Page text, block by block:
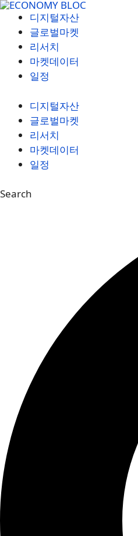
컨
디지털자산
글로벌마켓
리서치
마켓데이터
일정
디지털자산
글로벌마켓
리서치
마켓데이터
일정
Search